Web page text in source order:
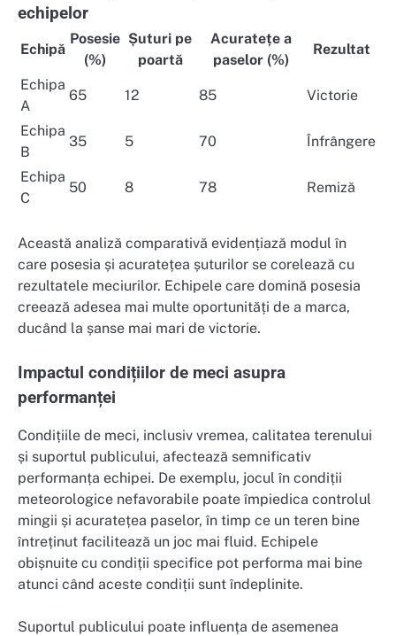
echipelor
Echipă
Posesie
(%)
Șuturi pe
poartă
Acuratețe a
paselor (%)
Rezultat
Echipa
A
65 12 85 Victorie
Echipa
B
35 5 70 Înfrângere
Echipa
C
50 8 78 Remiză
Această analiză comparativă evidențiază modul în
care posesia și acuratețea șuturilor se corelează cu
rezultatele meciurilor. Echipele care domină posesia
creează adesea mai multe oportunități de a marca,
ducând la șanse mai mari de victorie.
Impactul condițiilor de meci asupra
performanței
Condițiile de meci, inclusiv vremea, calitatea terenului
și suportul publicului, afectează semnificativ
performanța echipei. De exemplu, jocul în condiții
meteorologice nefavorabile poate împiedica controlul
mingii și acuratețea paselor, în timp ce un teren bine
întreținut facilitează un joc mai fluid. Echipele
obișnuite cu condiții specifice pot performa mai bine
atunci când aceste condiții sunt îndeplinite.
Suportul publicului poate influența de asemenea